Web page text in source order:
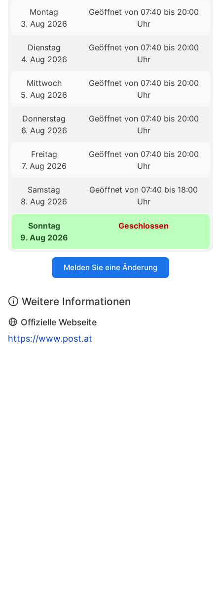
Montag
3. Aug 2026
Geöffnet von 07:40 bis 20:00
Uhr
Dienstag
4. Aug 2026
Geöffnet von 07:40 bis 20:00
Uhr
Mittwoch
5. Aug 2026
Geöffnet von 07:40 bis 20:00
Uhr
Donnerstag
6. Aug 2026
Geöffnet von 07:40 bis 20:00
Uhr
Freitag
7. Aug 2026
Geöffnet von 07:40 bis 20:00
Uhr
Samstag
8. Aug 2026
Geöffnet von 07:40 bis 18:00
Uhr
Sonntag
9. Aug 2026
Geschlossen
Melden Sie eine Änderung
Weitere Informationen
Offizielle Webseite
https://www.post.at